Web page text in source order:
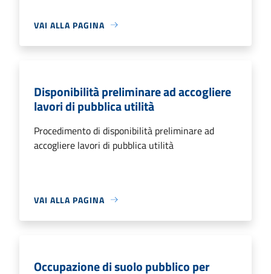
VAI ALLA PAGINA
Disponibilità preliminare ad accogliere
lavori di pubblica utilità
Procedimento di disponibilità preliminare ad
accogliere lavori di pubblica utilità
VAI ALLA PAGINA
Occupazione di suolo pubblico per